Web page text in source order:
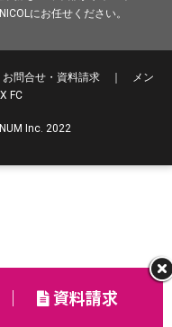
にお任せください。
お問合せ・資料請求
メン
FC
Inc. 2022
｜ 資料請求